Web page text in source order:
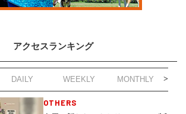
アクセスランキング
DAILY WEEKLY MONTHLY
OTHERS